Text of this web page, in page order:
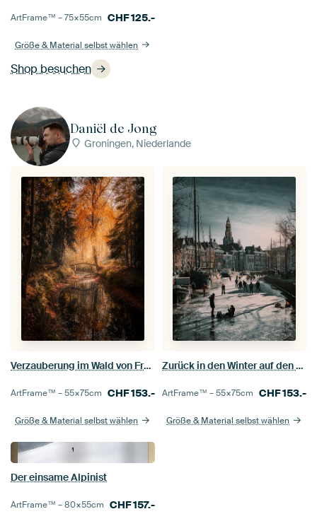
Shop besuchen
ArtFrame™ –75×55cm CHF125.-
Größe & Material selbst wählen
Daniël de Jong
Groningen, Niederlande
Verzauberung im Wald von Fraeylem
ArtFrame™ –55×75cm CHF153.-
Größe & Material selbst wählen
Zurück in den Winter auf den Grachten von Groningen
ArtFrame™ –55×75cm CHF153.-
Größe & Material selbst wählen
Der einsame Alpinist
ArtFrame™ –80×55cm CHF157.-